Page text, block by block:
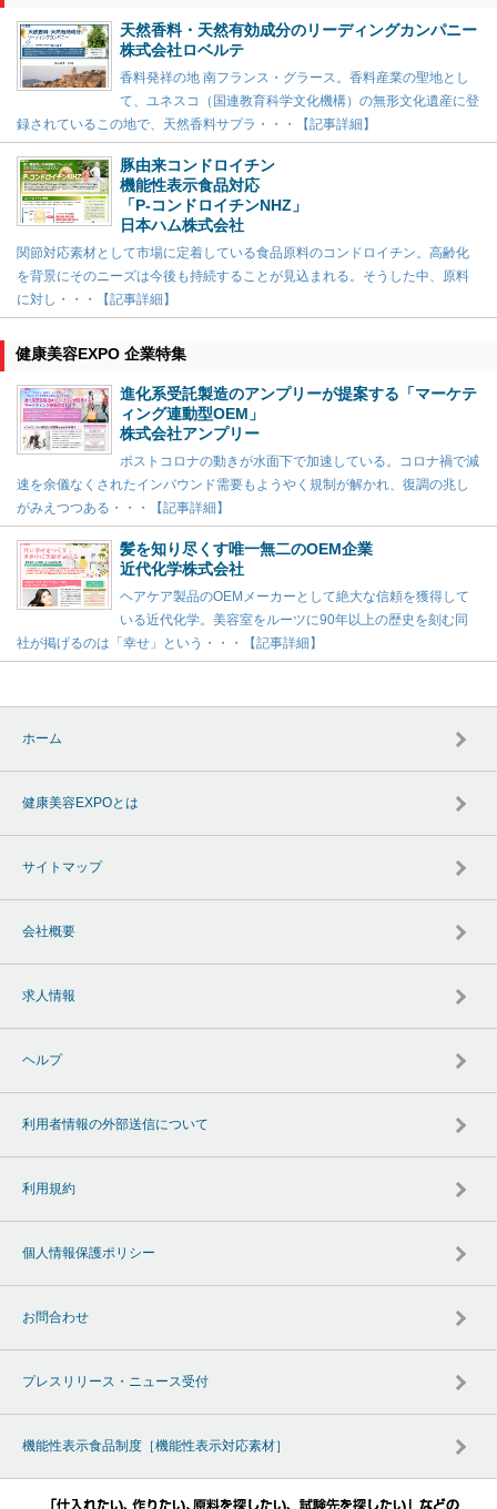
天然香料・天然有効成分のリーディングカンパニー
株式会社ロベルテ
香料発祥の地 南フランス・グラース。香料産業の聖地とし
て、ユネスコ（国連教育科学文化機構）の無形文化遺産に登
録されているこの地で、天然香料サプラ・・・【記事詳細】
豚由来コンドロイチン
機能性表示食品対応
「P-コンドロイチンNHZ」
日本ハム株式会社
関節対応素材として市場に定着している食品原料のコンドロイチン。高齢化
を背景にそのニーズは今後も持続することが見込まれる。そうした中、原料
に対し・・・【記事詳細】
健康美容EXPO 企業特集
進化系受託製造のアンプリーが提案する「マーケテ
ィング連動型OEM」
株式会社アンプリー
ポストコロナの動きが水面下で加速している。コロナ禍で減
速を余儀なくされたインバウンド需要もようやく規制が解かれ、復調の兆し
がみえつつある・・・【記事詳細】
髪を知り尽くす唯一無二のOEM企業
近代化学株式会社
ヘアケア製品のOEMメーカーとして絶大な信頼を獲得して
いる近代化学。美容室をルーツに90年以上の歴史を刻む同
社が掲げるのは「幸せ」という・・・【記事詳細】
ホーム
健康美容EXPOとは
サイトマップ
会社概要
求人情報
ヘルプ
利用者情報の外部送信について
利用規約
個人情報保護ポリシー
お問合わせ
プレスリリース・ニュース受付
機能性表示食品制度［機能性表示対応素材］